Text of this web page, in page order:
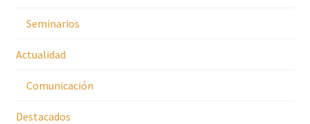
Seminarios
Actualidad
Comunicación
Destacados